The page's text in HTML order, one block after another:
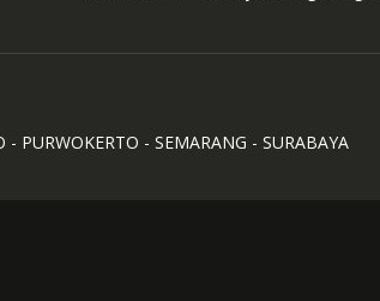
PURWOKERTO - SEMARANG - SURABAYA